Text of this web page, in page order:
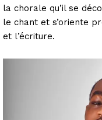
la chorale qu’il se
le chant et s’oriente
et l’écriture.